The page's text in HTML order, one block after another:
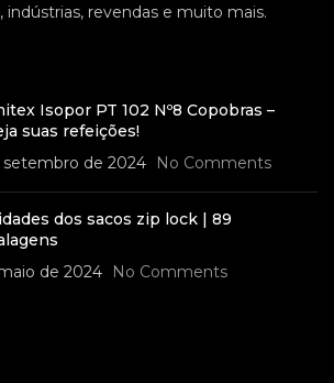
indústrias, revendas e muito mais.
Isopor PT 102 Nº8 Copobras –
suas refeições!
setembro de 2024
No Comments
dos sacos zip lock | 89
de 2024
No Comments